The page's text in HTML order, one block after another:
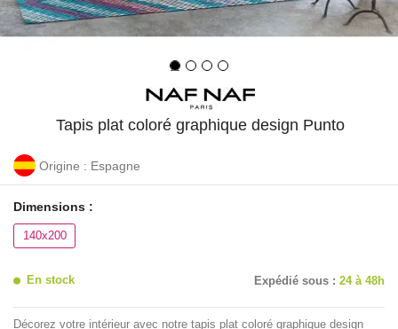
Tapis plat coloré graphique design Punto
Origine : Espagne
Dimensions :
140x200
En stock Expédié sous : 24 à 48h
Décorez votre intérieur avec notre tapis plat coloré graphique design